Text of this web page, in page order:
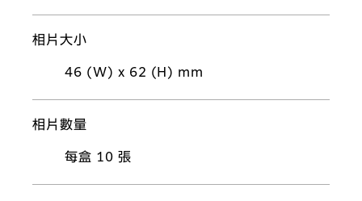
相片大小
46 (W) x 62 (H) mm
相片數量
每盒 10 張